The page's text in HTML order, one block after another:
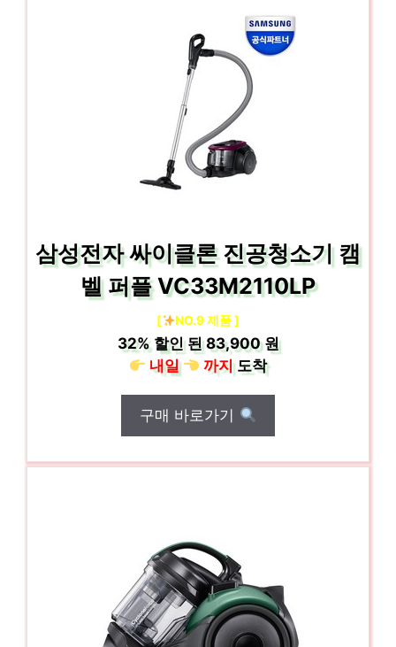
삼성전자 싸이클론 진공청소기 캠
벨 퍼플 VC33M2110LP
[ NO.9 제품 ]
32%할인 된83,900 원
내일
까지도착
구매 바로가기